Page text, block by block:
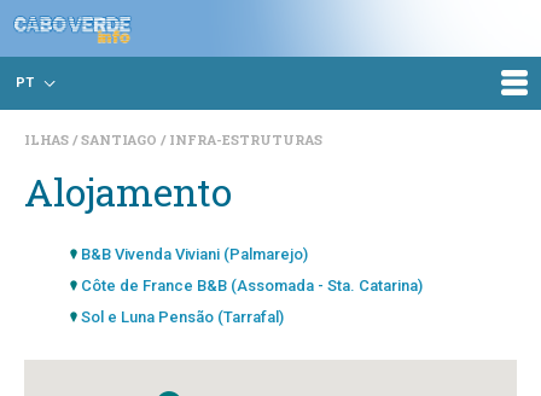
PT
ILHAS SANTIAGO INFRA-ESTRUTURAS
Alojamento
B&B Vivenda Viviani (Palmarejo)
Côte de France B&B (Assomada - Sta. Catarina)
Sol e Luna Pensão (Tarrafal)